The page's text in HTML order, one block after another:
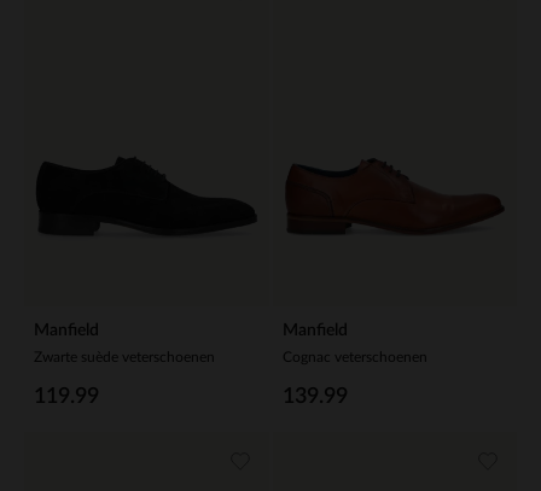
Manfield
Zwarte suède veterschoenen
119.99
Manfield
Cognac veterschoenen
139.99